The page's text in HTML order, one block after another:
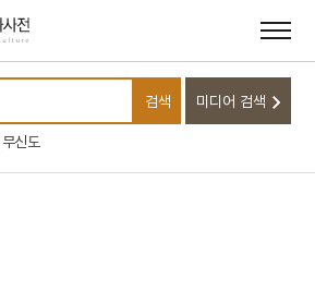
검색어를 입력하세요
검색 미디어 검색
신도